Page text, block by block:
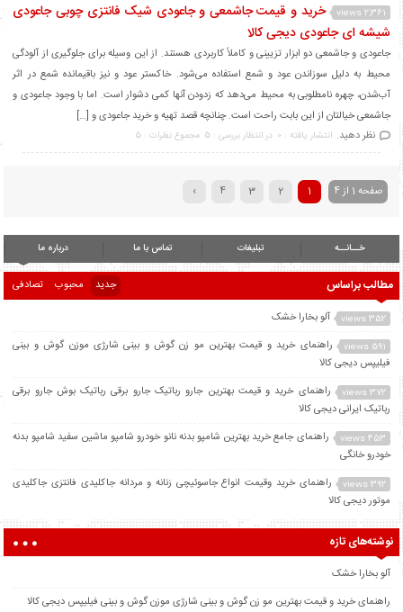
2,361 views
خرید و قیمت جاشمعی و جاعودی شیک فانتزی چوبی جاعودی
شیشه ای جاعودی دیجی کالا
جاعودی و جاشمعی دو ابزار تزیینی و کاملاً کاربردی هستند. از این وسیله برای جلوگیری از آلودگی
محیط به دلیل سوزاندن عود و شمع استفاده می‌شود. خاکستر عود و نیز باقیمانده شمع در اثر
آب‌شدن، چهره نامطلوبی به محیط می‌دهد که زدودن آنها کمی دشوار است. اما با وجود جاعودی و
جاشمعی خیالتان از این بابت راحت است. چنانچه قصد تهیه و خرید جاعودی و […]
نظر دهید. انتشار یافته : 0 در انتظار بررسی : 5 مجموع نظرات : 5
صفحه 1 از 4 1
2
3
4
›
خــانــه تبلیغات تماس با ما درباره ما
مطالب براساس جدید محبوب تصادفی
352 views آلو بخارا خشک
591 views
راهنمای خرید و قیمت بهترین مو زن گوش و بینی شارژی موزن گوش و بینی
فیلیپس دیجی کالا
372 views
راهنمای خرید و قیمت بهترین جارو رباتیک جارو برقی رباتیک بوش جارو برقی
رباتیک ایرانی دیجی کالا
453 views
راهنمای جامع خرید بهترین شامپو بدنه نانو خودرو شامپو ماشین سفید شامپو بدنه
خودرو خانگی
392 views
راهنمای خرید وقیمت انواع جاسوئیچی زنانه و مردانه جاکلیدی فانتزی جاکلیدی
موتور دیجی کالا
نوشته‌های تازه
آلو بخارا خشک
راهنمای خرید و قیمت بهترین مو زن گوش و بینی شارژی موزن گوش و بینی فیلیپس دیجی کالا